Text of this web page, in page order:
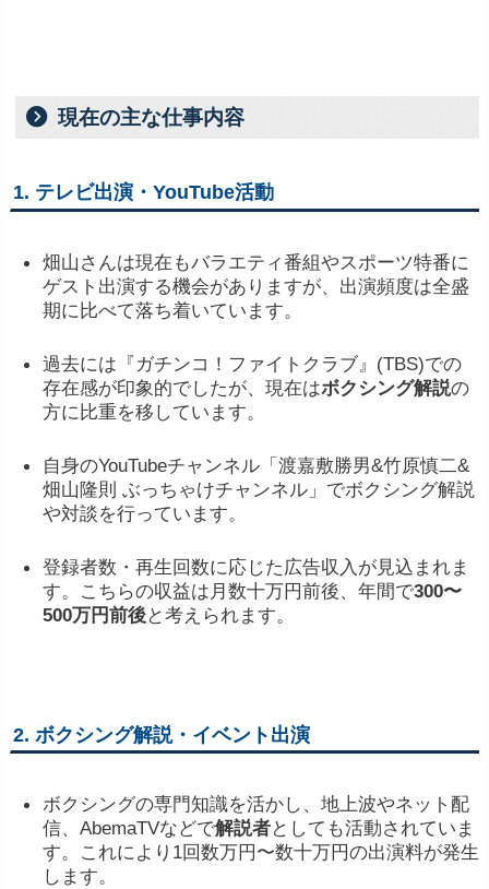
現在の主な仕事内容
1. テレビ出演・ YouTube活動
畑山 さんは現在 もバラエティ番組や スポーツ特番に
ゲスト 出演する機会があり ますが、 出演頻度は全盛
期に比べて落ち着いてい ます。
過去には『 ガチンコ！ ファイト クラブ』(TBS)での
存在感が印象的でしたが、 現在はボクシング解説の
方に比重を移してい ます。
自身のYouTubeチャンネル「渡嘉敷勝男&竹原慎二&
畑山隆則 ぶっちゃけチャンネル 」 でボクシング解説
や対談を行っています。
登録者数・ 再生 回数に応じた広告収入 が見込 まれま
す。 こちらの収益は 月 数十万円前後、 年間で300〜
500万円前後と考え られます。
2. ボクシング解説・ イベント 出演
ボクシングの専門知識を活かし、 地上波やネット 配
信、 AbemaTVなどで解説者として も活動されてい ま
す。 これにより 1回数万円〜数十万円の出演料が発生
します。